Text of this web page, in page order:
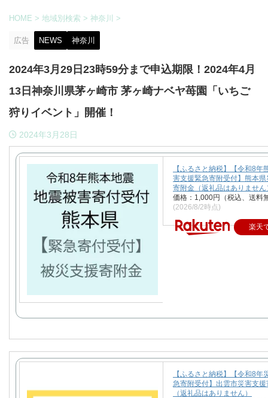
HOME > 地域別検索 > 神奈川 >
広告 NEWS 神奈川
2024年3月29日23時59分まで申込期限！2024年4⽉
13⽇神奈川県茅ヶ崎市 茅ヶ崎ナベヤ苺園「いちご
狩りイベント」開催！
2024年3月28日
【ふるさと納税】【令和8年
害支援緊急寄附受付】熊本県
寄附金（返礼品はありません
価格：1,000円（税込、送料
(2026/8/2時点)
楽天
【ふるさと納税】【令和8年
急寄附受付】出雲市災害支援
（返礼品はありません）